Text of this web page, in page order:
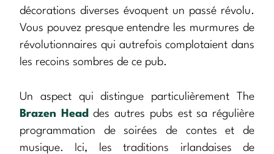
décorations diverses évoquent un passé révolu.
Vous pouvez presque entendre les murmures de
révolutionnaires qui autrefois complotaient dans
les recoins sombres de ce pub.
Un aspect qui distingue particulièrement The
Brazen Head des autres pubs est sa régulière
programmation de soirées de contes et de
musique. Ici, les traditions irlandaises de